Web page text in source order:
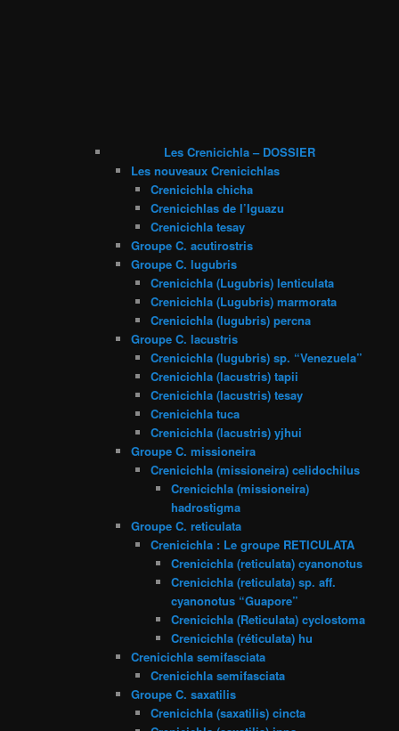
Les Crenicichla – DOSSIER
Les nouveaux Crenicichlas
Crenicichla chicha
Crenicichlas de l’Iguazu
Crenicichla tesay
Groupe C. acutirostris
Groupe C. lugubris
Crenicichla (Lugubris) lenticulata
Crenicichla (Lugubris) marmorata
Crenicichla (lugubris) percna
Groupe C. lacustris
Crenicichla (lugubris) sp. “Venezuela”
Crenicichla (lacustris) tapii
Crenicichla (lacustris) tesay
Crenicichla tuca
Crenicichla (lacustris) yjhui
Groupe C. missioneira
Crenicichla (missioneira) celidochilus
Crenicichla (missioneira)
hadrostigma
Groupe C. reticulata
Crenicichla : Le groupe RETICULATA
Crenicichla (reticulata) cyanonotus
Crenicichla (reticulata) sp. aff.
cyanonotus “Guapore”
Crenicichla (Reticulata) cyclostoma
Crenicichla (réticulata) hu
Crenicichla semifasciata
Crenicichla semifasciata
Groupe C. saxatilis
Crenicichla (saxatilis) cincta